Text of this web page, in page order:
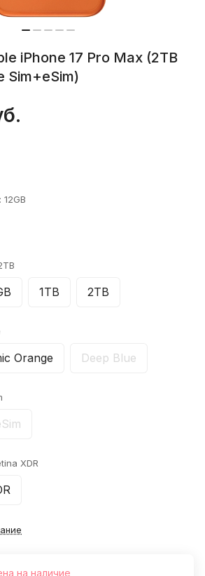
iPhone 17 Pro Max (2TB
Sim+eSim)
12GB
1TB 2TB
Orange Deep Blue
XDR
на наличие